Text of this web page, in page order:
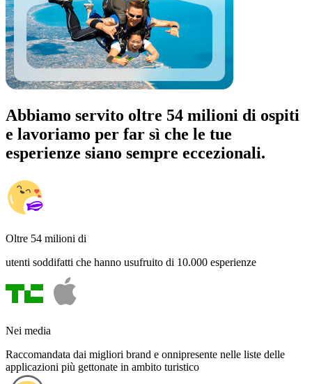
Abbiamo servito oltre 54 milioni di ospiti
e lavoriamo per far sì che le tue
esperienze siano sempre eccezionali.
Oltre 54 milioni di
utenti soddifatti che hanno usufruito di 10.000 esperienze
Nei media
Raccomandata dai migliori brand e onnipresente nelle liste delle
applicazioni più gettonate in ambito turistico